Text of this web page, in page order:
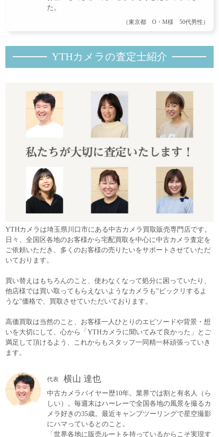
た。
（東京都 O・M様 50代男性）
YTHカメラの査定士紹介
YTHカメラは埼玉県川口市にある中古カメラ買取販売専門店です。
日々、全国区各地のお客様から宅配買取を中心に中古カメラ査定を
ご依頼いただき、多くのお客様の売りたいをサポートさせていただ
いております。
買い替えはもちろんのこと、使わなくなって処分に困っていたり、
他店様では買い取ってもらえないようなカメラも”ビックリするよ
うな”価格で、買取させていただいております。
高価買取は当然のこと、お客様一人ひとりのエピソードや背景・想
いを大切にして、心から「YTHカメラに聞いてみて良かった」とご
満足して頂けるよう、これからもスタッフ一同精一杯頑張っていき
ます。
代表 横山 達也
中古カメラバイヤー歴10年。業界では割と有名人（ら
しい）。毎週末はハーレーで全国各地の風景を撮るカ
メラ好きの35歳。最近キャンプツーリングで星空撮影
にハマっているとのこと。
「世界各地に販売ルートを持っているからこそ実現す